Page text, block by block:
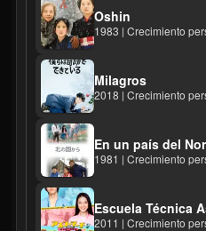
Oshin
1983 | Crecimiento
Milagros
2018 | Crecimiento
En un país del
1981 | Crecimiento
Escuela Técnica
2011 | Crecimiento